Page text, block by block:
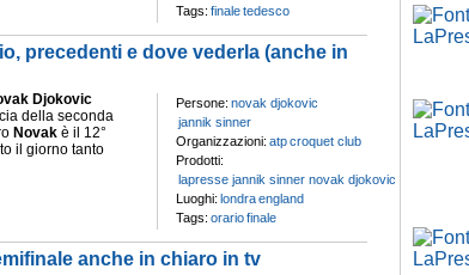
Tags: finaletedesco
precedenti e dove vederla (anche in
Djokovic
della seconda
Novak è il 12°
il giorno tanto
Persone: novak djokovic
jannik sinner
Organizzazioni: atpcroquet club
Prodotti:
lapresse jannik sinner novak djokovic wimbledon
Luoghi: londraengland
Tags: orariofinale
anche in chiaro in tv